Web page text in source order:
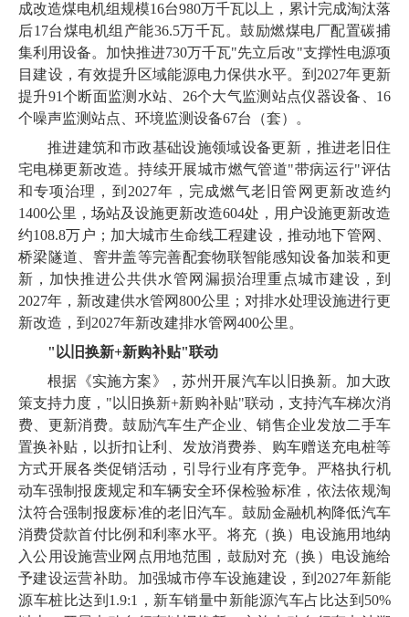
成改造煤电机组规模16台980万千瓦以上，累计完成淘汰落
后17台煤电机组产能36.5万千瓦。鼓励燃煤电厂配置碳捕
集利用设备。加快推进730万千瓦"先立后改"支撑性电源项
目建设，有效提升区域能源电力保供水平。到2027年更新
提升91个断面监测水站、26个大气监测站点仪器设备、16
个噪声监测站点、环境监测设备67台（套）。
推进建筑和市政基础设施领域设备更新，推进老旧住
宅电梯更新改造。持续开展城市燃气管道"带病运行"评估
和专项治理，到2027年，完成燃气老旧管网更新改造约
1400公里，场站及设施更新改造604处，用户设施更新改造
约108.8万户；加大城市生命线工程建设，推动地下管网、
桥梁隧道、窨井盖等完善配套物联智能感知设备加装和更
新，加快推进公共供水管网漏损治理重点城市建设，到
2027年，新改建供水管网800公里；对排水处理设施进行更
新改造，到2027年新改建排水管网400公里。
"以旧换新+新购补贴"联动
根据《实施方案》，苏州开展汽车以旧换新。加大政
策支持力度，"以旧换新+新购补贴"联动，支持汽车梯次消
费、更新消费。鼓励汽车生产企业、销售企业发放二手车
置换补贴，以折扣让利、发放消费券、购车赠送充电桩等
方式开展各类促销活动，引导行业有序竞争。严格执行机
动车强制报废规定和车辆安全环保检验标准，依法依规淘
汰符合强制报废标准的老旧汽车。鼓励金融机构降低汽车
消费贷款首付比例和利率水平。将充（换）电设施用地纳
入公用设施营业网点用地范围，鼓励对充（换）电设施给
予建设运营补助。加强城市停车设施建设，到2027年新能
源车桩比达到1.9:1，新车销量中新能源汽车占比达到50%